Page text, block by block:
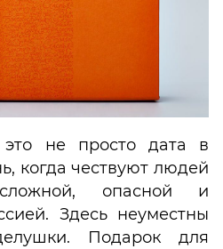
не просто дата в
когда чествуют людей
опасной и
Здесь неуместны
Подарок для